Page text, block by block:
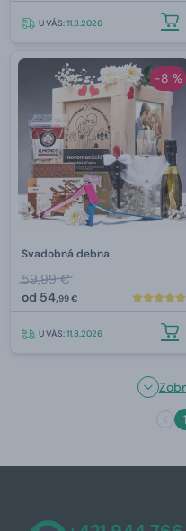
U VÁS:11.8.2026
-8 %
Svadobná debna
59,99 €
od 54,99 €
U VÁS:11.8.2026
1